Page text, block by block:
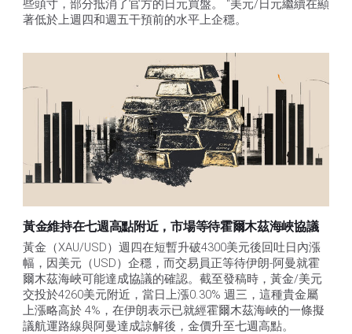
些頭寸，部分抵消了官方的日元買盤。 "美元/日元繼續在顯
著低於上週四和週五干預前的水平上企穩。
黃金維持在七週高點附近，市場等待霍爾木茲海峽協議
黃金（XAU/USD）週四在短暫升破4300美元後回吐日內漲
幅，因美元（USD）企穩，而交易員正等待伊朗-阿曼就霍
爾木茲海峽可能達成協議的確認。截至發稿時，黃金/美元
交投於4260美元附近，當日上漲0.30% 週三，這種貴金屬
上漲略高於 4%，在伊朗表示已就經霍爾木茲海峽的一條擬
議航運路線與阿曼達成諒解後，金價升至七週高點。